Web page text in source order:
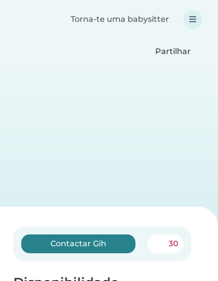
Torna-te uma babysitter
Partilhar
Contactar Gih 30